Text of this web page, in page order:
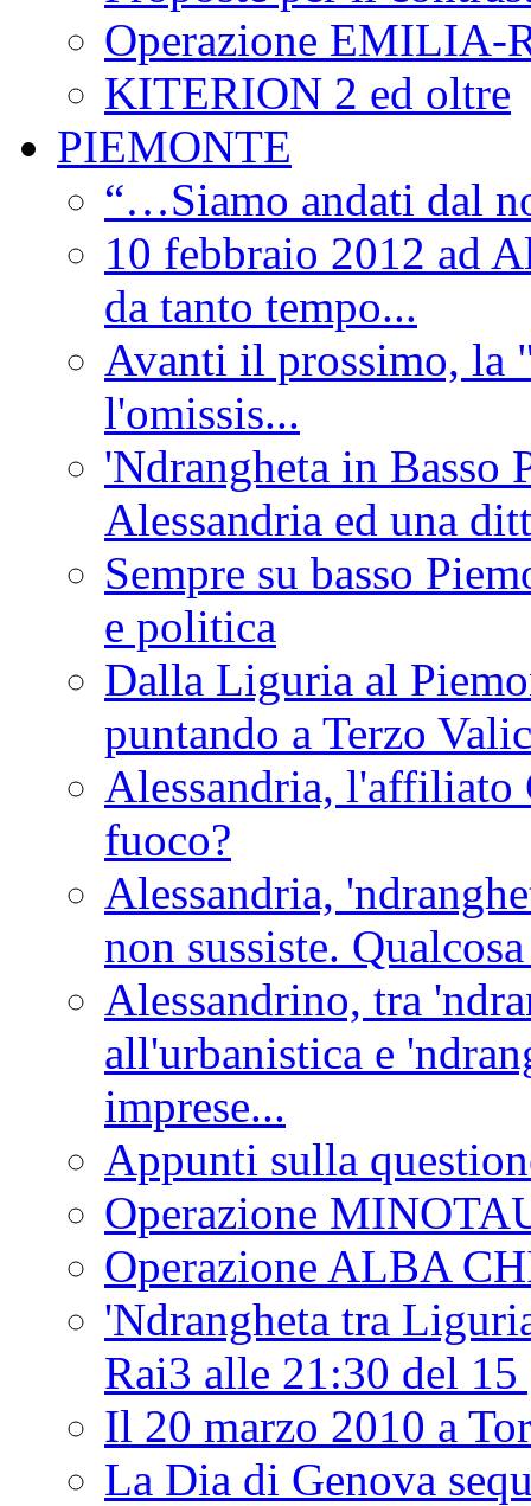
Operazione EMILIA-
KITERION 2 ed oltre
PIEMONTE
“…Siamo andati dal
10 febbraio 2012 ad
da tanto tempo...
Avanti il prossimo, la
l'omissis...
'Ndrangheta in Basso
Alessandria ed una
Sempre su basso
e politica
Dalla Liguria al
puntando a Terzo
Alessandria, l'affiliato
fuoco?
Alessandria,
non sussiste.
Alessandrino, tra
all'urbanistica e
imprese...
Appunti sulla
Operazione
Operazione ALBA
'Ndrangheta tra
Rai3 alle 21:30 del
Il 20 marzo 2010 a
La Dia di Genova